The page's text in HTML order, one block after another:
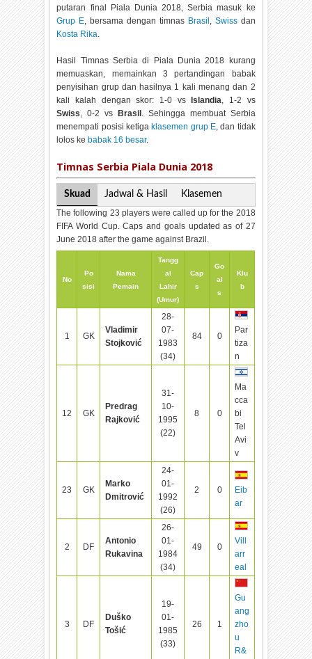
putaran final Piala Dunia 2018, Serbia masuk ke
Grup E, bersama dengan timnas Brasil , Swissdan
Kosta Rika.
Hasil Timnas Serbia di Piala Dunia 2018 kurang
memuaskan, memainkan 3 pertandingan babak
penyisihan grup dan hasilnya 1 kali menang dan 2
kali kalah dengan skor: 1-0 vs
Islandia, 1-2 vs
Swiss, 0-2 vs Brasil . Sehingga membuat Serbia
menempati posisi ketiga klasemen grup E, dan tidak
lolos ke babak 16 besar.
Timnas Serbia Piala Dunia 2018
Skuad Jadwal & Hasil
Klasemen
The following 23 players were called up for the 2018
FIFA World Cup. Caps and goals updated as of 27
June 2018 after the game against Brazil.
No
Po
sisi
Nama
Pemain
Tangg
al
Lahir
(Umur)
Cap
s
Go
al
s
Klu
b
1 GK
Vladimir
Stojković
28-
07-
1983
(34)
84 0
Par
tiza
n
12 GK
Predrag
Rajković
31-
10-
1995
(22)
8 0
Ma
cca
bi
Tel
Avi
v
23 GK
Marko
Dmitrović
24-
01-
1992
(26)
2 0
Eib
ar
2 DF
Antonio
Rukavina
26-
01-
1984
(34)
49 0
Vill
arr
eal
3 DF
Duško
Tošić
19-
01-
1985
(33)
26 1
Gu
ang
zho
u
R&